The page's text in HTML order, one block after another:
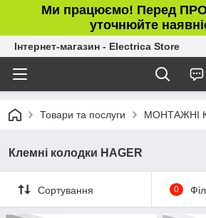
Ми працюємо! Перед
уточнюйте
Інтернет-магазин - Electrica Store
Товари та послуги МОНТАЖНІ
Клемні колодки HAGER
Сортування 0